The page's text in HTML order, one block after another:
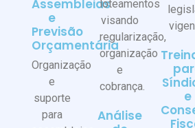
Assembleias
e
Previsão
Orçamentária
Organização
e
suporte
para
loteamentos
visando
regularização,
organização
e
cobrança.
Análise
e